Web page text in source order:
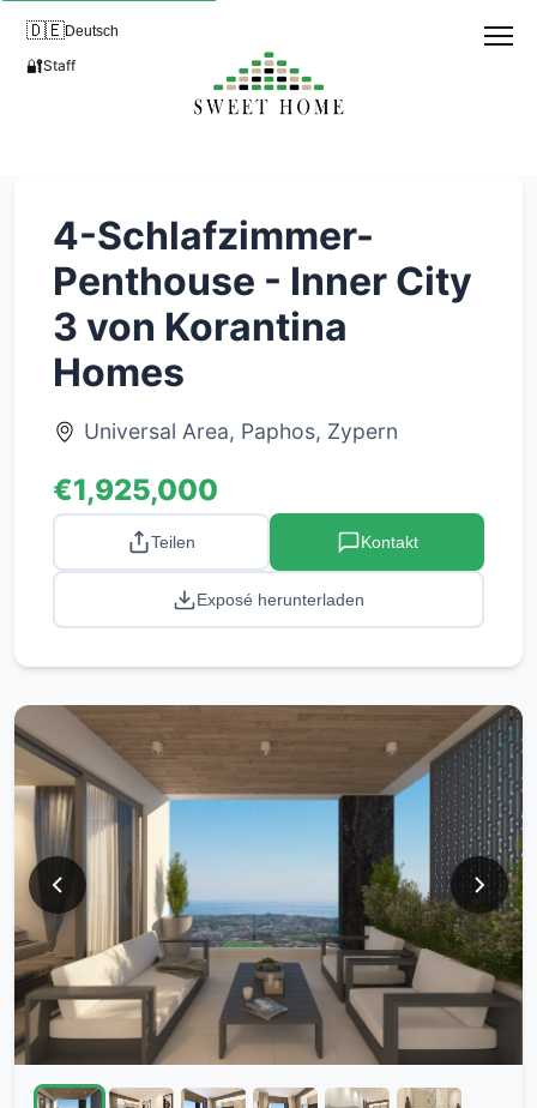
🇩🇪Deutsch
🔐Staff
4-Schlafzimmer-
Penthouse - Inner City
3 von Korantina
Homes
Universal Area, Paphos, Zypern
€1,925,000
Teilen Kontakt
Exposé herunterladen